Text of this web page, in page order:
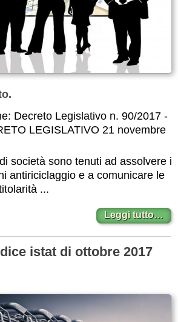
Decreto Legislativo n. 90/2017 -
LEGISLATIVO 21 novembre
società sono tenuti ad assolvere i
antiriciclaggio e a comunicare le
...
Leggi tutto…
istat di ottobre 2017